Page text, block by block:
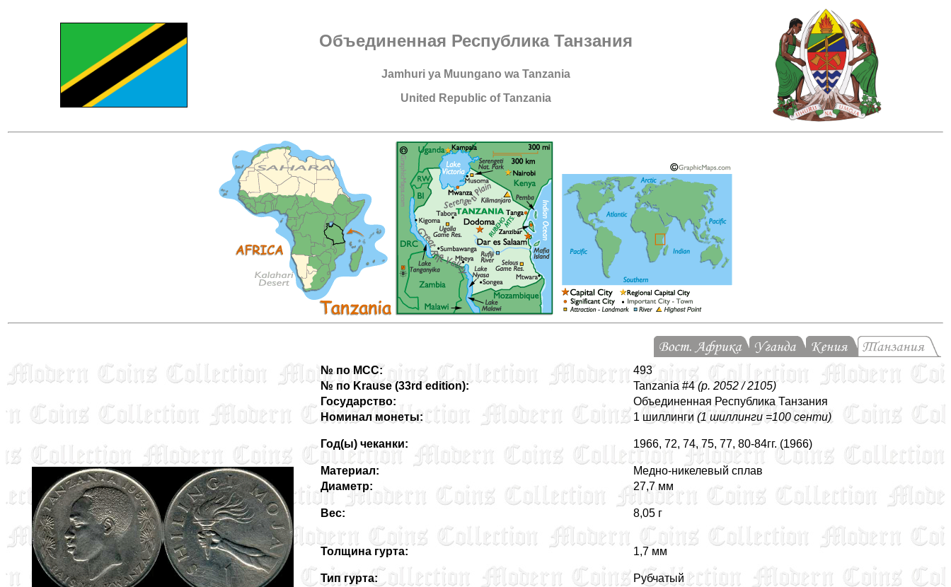
Объединенная Республика Танзания
Jamhuri ya Muungano wa Tanzania
United Republiс of Tanzania
№ по MCC:
493
№ по Krause (33rd edition):
Tanzania #4(p. 2052 / 2105)
Государство:
Объединенная Республика Танзания
Номинал монеты:
1 шиллинги (1 шиллинги =100 сенти)
Год(ы) чеканки: 1966, 72, 74, 75, 77, 80-84гг. (1966)
Материал:
Медно-никелевый сплав
Диаметр:
27,7 мм
Вес: 8,05 г
Толщина гурта: 1,7 мм
Тип гурта:
Рубчатый